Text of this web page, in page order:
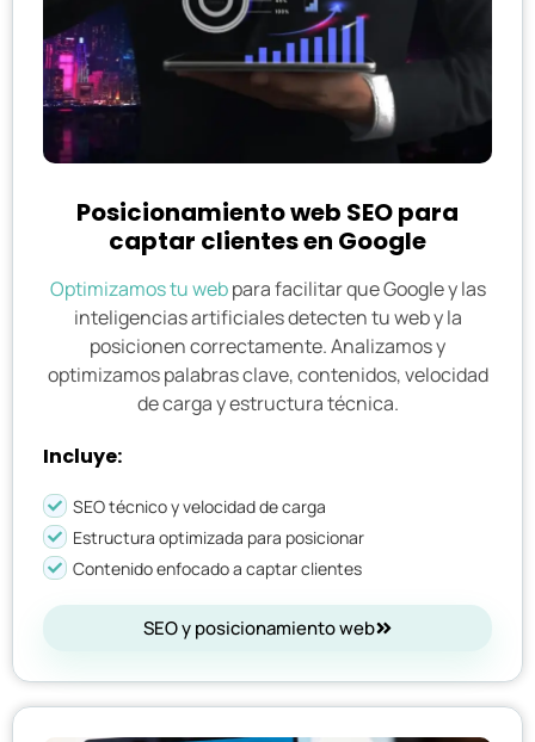
Posicionamiento web SEO para
captar clientes en Google
Optimizamos tu webpara facilitar que Google y las
inteligencias artificiales detecten tu web y la
posicionen correctamente. Analizamos y
optimizamos palabras clave, contenidos, velocidad
de carga y estructura técnica.
Incluye:
SEO técnico y velocidad de carga
Estructura optimizada para posicionar
Contenido enfocado a captar clientes
SEO y posicionamiento web